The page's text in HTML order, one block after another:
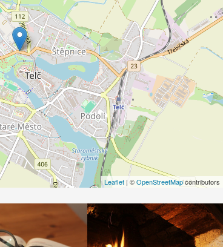
Leaflet | ©OpenStreetMapcontributors